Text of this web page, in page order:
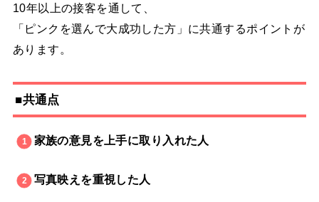
10年以上の接客を通して、
「ピンクを選んで大成功した方」に共通するポイントが
あります。
■共通点
家族の意見を上手に取り入れた人
写真映えを重視した人